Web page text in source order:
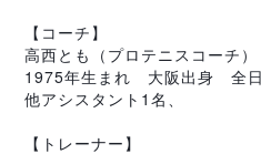
【コーチ】
高西とも（プロテニスコーチ）
1975年生まれ　大阪出身　全
他アシスタント1名、
【トレーナー】